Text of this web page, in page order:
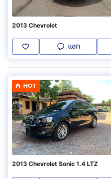
2013 Chevrolet
แชท
HOT
2013 Chevrolet Sonic 1.4 LTZ